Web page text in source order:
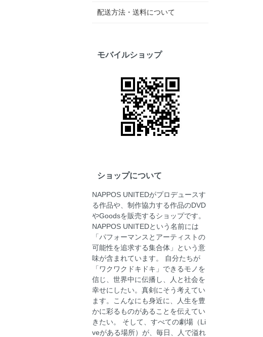
配送方法・送料について
モバイルショップ
ショップについて
NAPPOS UNITEDがプロデュースす
る作品や、制作協力する作品のDVD
やGoodsを販売するショップです。
NAPPOS UNITEDという名前には
「パフォーマンスとアーティストの
可能性を追求する集合体」という意
味が含まれています。 自分たちが
「ワクワクドキドキ」できるモノを
信じ、世界中に伝播し、人と社会を
幸せにしたい。真剣にそう考えてい
ます。こんなにも身近に、人生を豊
かに彩るものがあることを伝えてい
きたい。 そして、すべての劇場（Li
veがある場所）が、毎日、人で溢れ